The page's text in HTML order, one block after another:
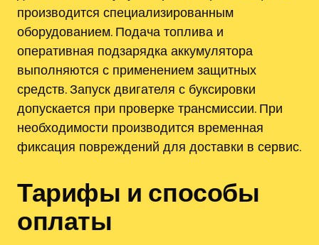
производится специализированным
оборудованием. Подача топлива и
оперативная подзарядка аккумулятора
выполняются с применением защитных
средств. Запуск двигателя с буксировки
допускается при проверке трансмиссии. При
необходимости производится временная
фиксация повреждений для доставки в сервис.
Тарифы и способы
оплаты